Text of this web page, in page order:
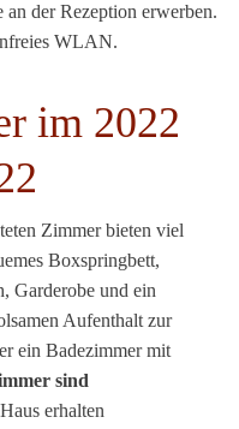
der Rezeption erwerben.
WLAN.
im 2022
Zimmer bieten viel
Boxspringbett,
Garderobe und ein
Aufenthalt zur
ein Badezimmer mit
sind
erhalten